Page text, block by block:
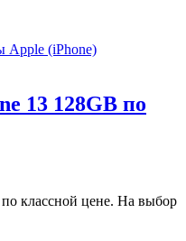
Apple (iPhone)
13 128GB по
классной цене. На выбор